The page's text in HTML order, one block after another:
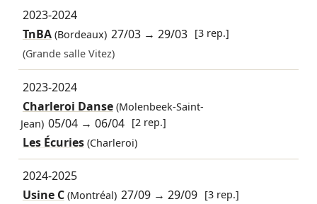
2023-2024
TnBA(Bordeaux) 27/03 →29/03 [3 rep.]
(Grande salle Vitez)
2023-2024
Charleroi Danse(Molenbeek-Saint-
Jean) 05/04 →06/04 [2 rep.]
Les Écuries (Charleroi)
2024-2025
Usine C(Montréal) 27/09 →29/09 [3 rep.]